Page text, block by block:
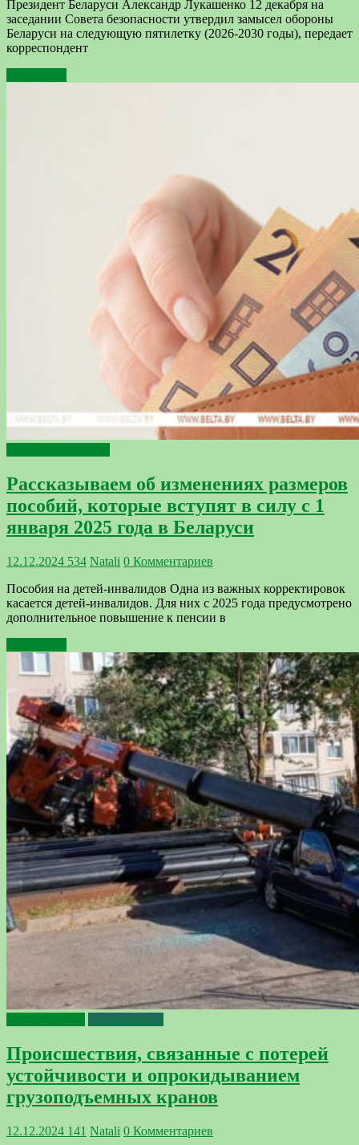
Президент Беларуси Александр Лукашенко 12 декабря на
заседании Совета безопасности утвердил замысел обороны
Беларуси на следующую пятилетку (2026-2030 годы), передает
корреспондент
Рассказываем об изменениях размеров
пособий, которые вступят в силу с 1
января 2025 года в Беларуси
12.12.2024 534 Natali 0 Комментариев
Пособия на детей-инвалидов Одна из важных корректировок
касается детей-инвалидов. Для них с 2025 года предусмотрено
дополнительное повышение к пенсии в
Специалисты
Происшествия, связанные с потерей
устойчивости и опрокидыванием
грузоподъемных кранов
12.12.2024 141 Natali 0 Комментариев